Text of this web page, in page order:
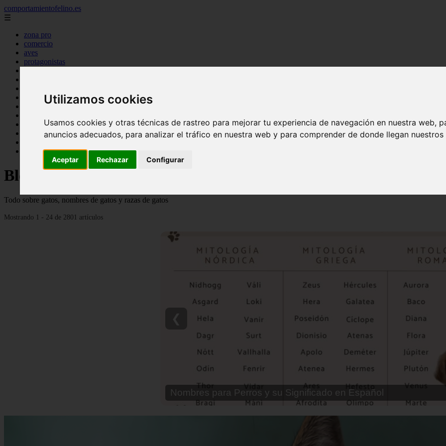
Utilizamos cookies
Usamos cookies y otras técnicas de rastreo para mejorar tu experiencia de navegación en nuestra web,
anuncios adecuados, para analizar el tráfico en nuestra web y para comprender de donde llegan
Aceptar Rechazar Configurar
comportamientofelino.es
☰
zona pro
comercio
aves
protagonistas
articulos
canal tv
novedades
tablon de anuncios
zona pro
Blog sobre gatos
Todo sobre gatos, nombres de gatos y razas de gatos
Mostrando 1 - 24 de 2801 artículos
Nombres para Perros Machos con Manchas Negras